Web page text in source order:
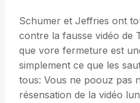
Schumer et Jeffries ont
contre la fausse vidéo de
que vore fermeture est
simplement ce que les
tous: Vous ne poouz pas
résensation de la vidéo